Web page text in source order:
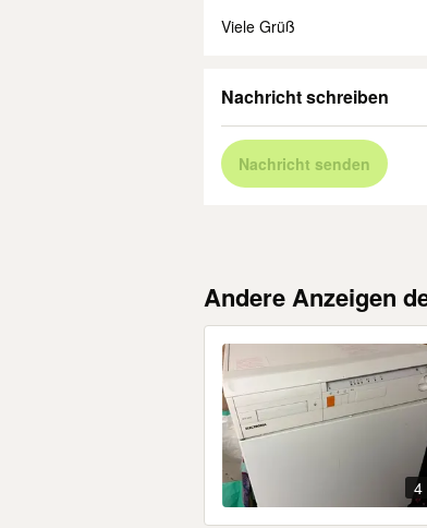
Viele Grüß
Nachricht schreiben
Nachricht senden
Andere Anzeigen
4